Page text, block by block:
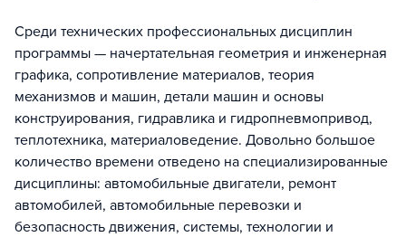
Среди технических профессиональных дисциплин
программы — начертательная геометрия и инженерная
графика, сопротивление материалов, теория
механизмов и машин, детали машин и основы
конструирования, гидравлика и гидропневмопривод,
теплотехника, материаловедение. Довольно большое
количество времени отведено на специализированные
дисциплины: автомобильные двигатели, ремонт
автомобилей, автомобильные перевозки и
безопасность движения, системы, технологии и